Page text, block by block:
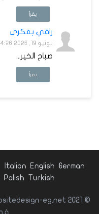
يقرأ
راقي بفكري
يونيو 19, 2026 4:26 ص
صباح الخير...
يقرأ
German
English
Italian
Turkish
Polish